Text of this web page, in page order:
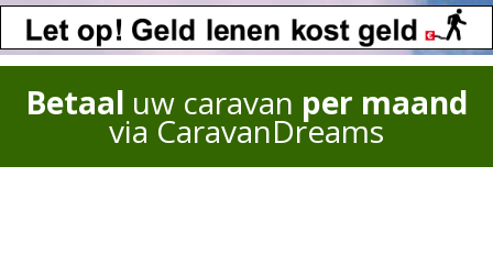
Betaal uw caravan per maand
via CaravanDreams